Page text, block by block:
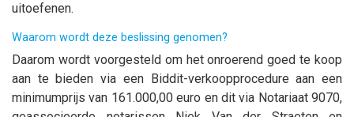
uitoefenen.
Waarom wordt deze beslissing genomen?
Daarom wordt voorgesteld om het onroerend goed te koop
aan te bieden via een Biddit-verkoopprocedure aan een
minimumprijs van 161.000,00 euro en dit via Notariaat 9070,